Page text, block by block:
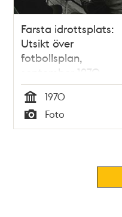
Farsta idrottsplats:
Utsikt över
fotbollsplan,
september 1970
Tid
1970
Typ
Foto